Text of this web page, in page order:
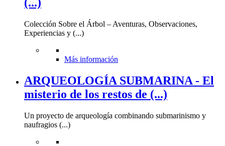
Colección Sobre el Árbol – Aventuras, Observaciones,
Experiencias y (...)
Más información
ARQUEOLOGÍA SUBMARINA - El
misterio de los restos de (...)
Un proyecto de arqueología combinando submarinismo y
naufragios (...)